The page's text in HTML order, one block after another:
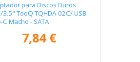
para Discos Duros
TooQ TQHDA-02C/ USB
C Macho - SATA
7,84 €